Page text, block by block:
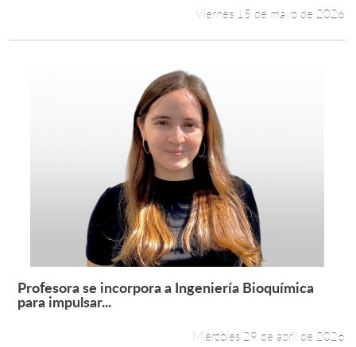
Viernes 15 de mayo de 2026
Leer más +
Profesora se incorpora a Ingeniería Bioquímica
para impulsar...
Miércoles 29 de abril de 2026